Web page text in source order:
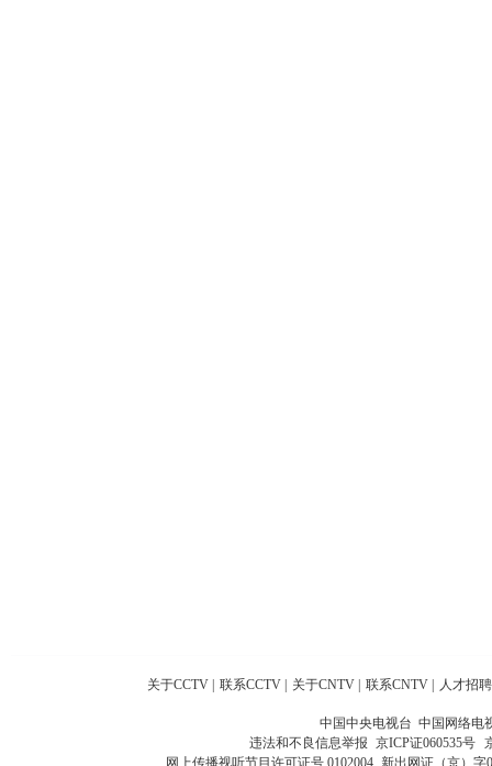
关于CCTV 联系CCTV 关于CNTV 联系CNTV 人才招聘
中国中央电视台 中国网络电
违法和不良信息举报 京ICP证060535号
网上传播视听节目许可证号 0102004 新出网证（京）